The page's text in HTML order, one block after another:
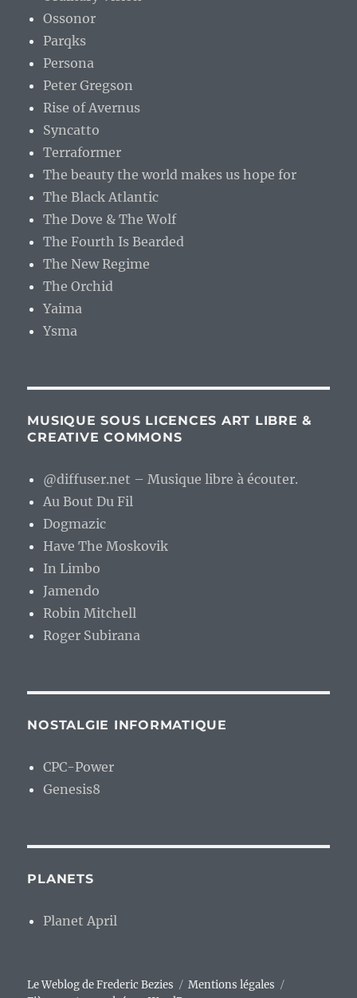
Ossonor
Parqks
Persona
Peter Gregson
Rise of Avernus
Syncatto
Terraformer
The beauty the world makes us hope for
The Black Atlantic
The Dove & The Wolf
The Fourth Is Bearded
The New Regime
The Orchid
Yaima
Ysma
MUSIQUE SOUS LICENCES ART LIBRE &
CREATIVE COMMONS
@diffuser.net – Musique libre à écouter.
Au Bout Du Fil
Dogmazic
Have The Moskovik
In Limbo
Jamendo
Robin Mitchell
Roger Subirana
NOSTALGIE INFORMATIQUE
CPC-Power
Genesis8
PLANETS
Planet April
Le Weblog de Frederic Bezies
Mentions légales